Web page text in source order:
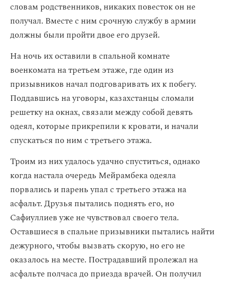
словам родственников, никаких повесток он не
получал. Вместе с ним срочную службу в армии
должны были пройти двое его друзей.
На ночь их оставили в спальной комнате
военкомата на третьем этаже, где один из
призывников начал подговаривать их к побегу.
Поддавшись на уговоры, казахстанцы сломали
решетку на окнах, связали между собой девять
одеял, которые прикрепили к кровати, и начали
спускаться по ним с третьего этажа.
Троим из них удалось удачно спуститься, однако
когда настала очередь Мейрамбека одеяла
порвались и парень упал с третьего этажа на
асфальт. Друзья пытались поднять его, но
Сафиуллиев уже не чувствовал своего тела.
Оставшиеся в спальне призывники пытались найти
дежурного, чтобы вызвать скорую, но его не
оказалось на месте. Пострадавший пролежал на
асфальте полчаса до приезда врачей. Он получил